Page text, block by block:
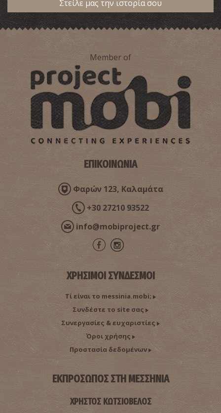
Στείλε μας την ιστορία σου
Member of
ΕΠΙΚΟΙΝΩΝΙΑ
Φαρών 123, Καλαμάτα
+30 27210 93522
info@mobiproject.gr
ΧΡΗΣΙΜΟΙ ΣΥΝΔΕΣΜΟΙ
Τί είναι το messinia.mobi;
Συνδέστε το site σας
Συνεργασίες & ευχαριστίες
Όροι χρήσης
Προστασία δεδομένων
ΕΚΠΡΟΣΩΠΟΣ ΣΤΗ ΜΕΣΣΗΝΙΑ
ΧΡΗΣΤΟΣ ΚΩΤΣΙΟΒΕΛΟΣ